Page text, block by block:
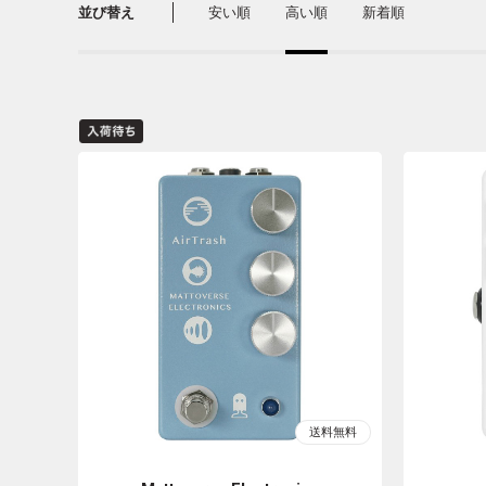
並び替え 安い順 高い順 新着順